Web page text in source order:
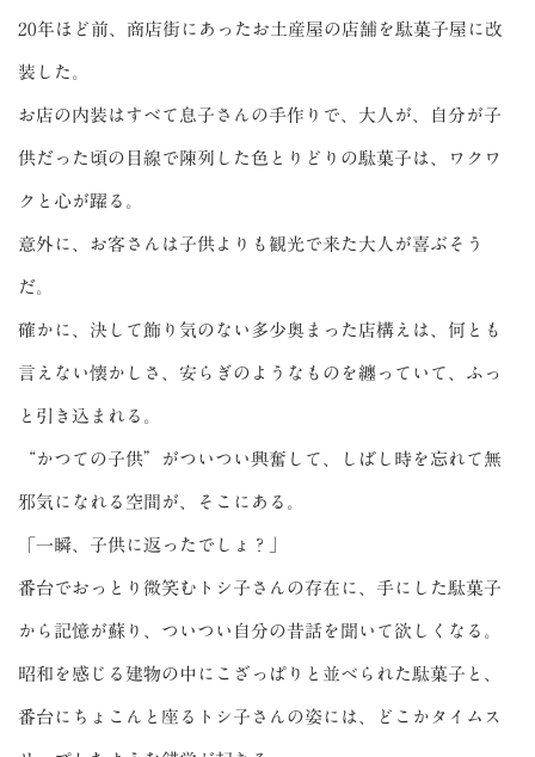
20年ほど前、商店街にあったお土産屋の店舗を駄菓子屋に改
装した。
お店の内装はすべて息子さんの手作りで、大人が、自分が子
供だった頃の目線で陳列した色とりどりの駄菓子は、ワクワ
クと心が躍る。
意外に、お客さんは子供よりも観光で来た大人が喜ぶそう
だ。
確かに、決して飾り気のない多少奥まった店構えは、何とも
言えない懐かしさ、安らぎのようなものを纏っていて、ふっ
と引き込まれる。
“かつての子供”がついつい興奮して、しばし時を忘れて無
邪気になれる空間が、そこにある。
「一瞬、子供に返ったでしょ？」
番台でおっとり微笑むトシ子さんの存在に、手にした駄菓子
から記憶が蘇り、ついつい自分の昔話を聞いて欲しくなる。
昭和を感じる建物の中にこざっぱりと並べられた駄菓子と、
番台にちょこんと座るトシ子さんの姿には、どこかタイムス